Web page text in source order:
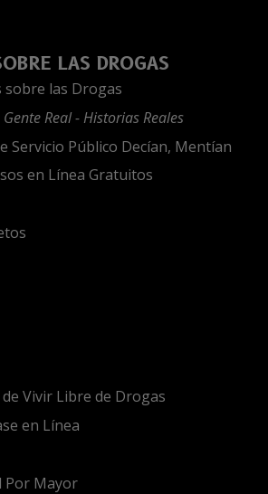
LAS DROGAS
sobre las Drogas
Gente Real - Historias Reales
Servicio Público Decían, Mentían
en Línea Gratuitos
Vivir Libre de Drogas
en Línea
Por Mayor